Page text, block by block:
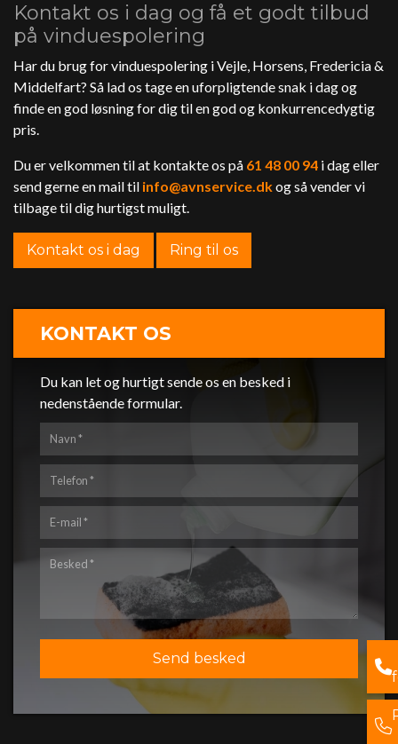
Kontakt os i dag og få et godt tilbud
på vinduespolering
Har du brug for vinduespolering i Vejle, Horsens, Fredericia &
Middelfart? Så lad os tage en uforpligtende snak i dag og
finde en god løsning for dig til en god og konkurrencedygtig
pris.
Du er velkommen til at kontakte os på 61 48 00 94 i dag eller
send gerne en mail til info@avnservice.dkog så vender vi
tilbage til dig hurtigst muligt.
Kontakt os i dag Ring til os
KONTAKT OS
Du kan let og hurtigt sende os en besked i
nedenstående formular.